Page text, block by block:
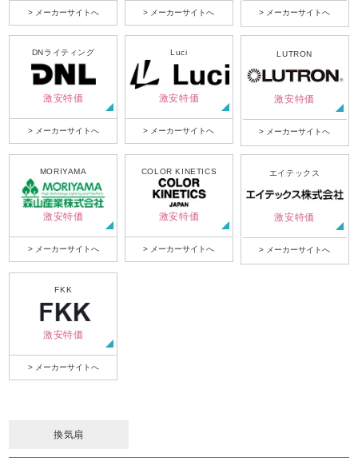
> メーカーサイトへ > メーカーサイトへ > メーカーサイトへ
DNライティング
激安特価
> メーカーサイトへ
Luci
激安特価
> メーカーサイトへ
LUTRON
激安特価
> メーカーサイトへ
MORIYAMA
激安特価
> メーカーサイトへ
COLOR KINETICS
激安特価
> メーカーサイトへ
エイテックス
激安特価
> メーカーサイトへ
FKK
激安特価
> メーカーサイトへ
換気扇